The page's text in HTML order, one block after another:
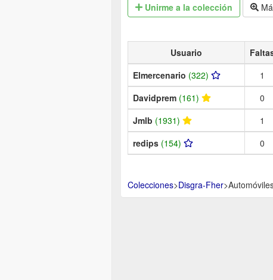
Unirme a la colección
Usuario
Elmercenario (322) 1
Davidprem (161) 0
Jmlb (1931) 1
redips (154) 0
Colecciones>Disgra-Fher>